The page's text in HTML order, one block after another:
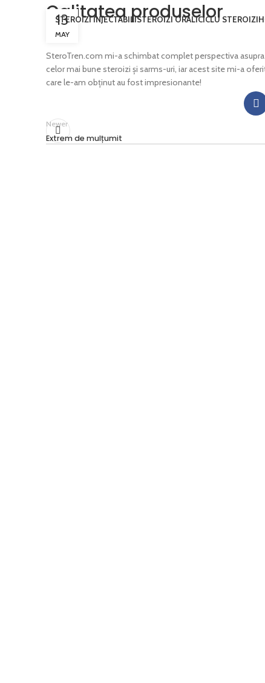
STEROIZI INJECTABILISTEROIZI ORALICICLU STEROIZI
Calitatea produselor
13
MAY
SteroTren.com mi-a schimbat complet perspectiva
celor mai bune steroizi și sarms-uri, iar acest site mi-a
care le-am obținut au fost impresionante!
Newer
Extrem de mulțumit